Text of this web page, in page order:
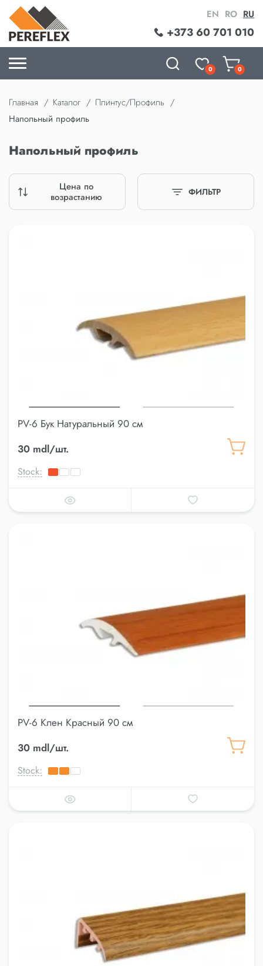
+373 60 701 010
EN RO RU
0 0
Главная Каталог
Плинтус/Профиль
Напольный профиль
Напольный профиль
Цена по
возрастанию
ФИЛЬТР
PV-6 Бук Натуральный 90 см
30 mdl/шт.
Stock:
PV-6 Клен Красный 90 см
30 mdl/шт.
Stock: